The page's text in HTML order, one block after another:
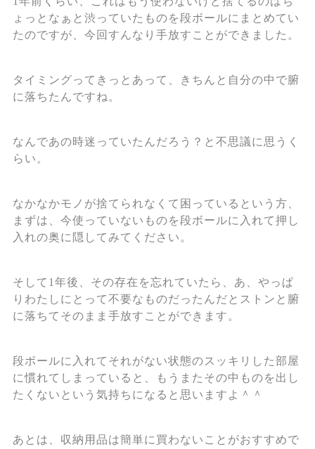
ょっとなぁと渋っていたものを段ボールにまとめてい
たのですが、今回すんなり手放すことができました。
タイミングってきっとあって、きちんと自分の中で腑
に落ちたんですね。
なんであの時迷っていたんだろう？と不思議に思うく
らい。
なかなかモノが捨てられなくて困っているという方、
まずは、今使っていないものを段ボールに入れて押し
入れの奥に隠してみてください。
そして1年後、その存在を忘れていたら、あ、やっぱ
りわたしにとって不要なものだったんだとストンと腑
に落ちてそのまま手放すことができます。
段ボールに入れてそれがない状態のスッキリした部屋
に慣れてしまっていると、もうまたその中ものを出し
たくないという気持ちになると思いますよ＾＾
あとは、収納用品は簡単に買わないことがおすすめで